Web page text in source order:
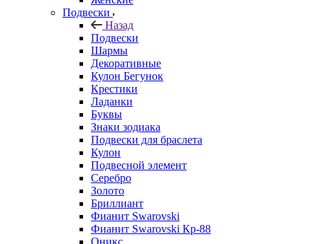
Подвески
Назад
Подвески
Шармы
Декоративные
Кулон Бегунок
Крестики
Ладанки
Буквы
Знаки зодиака
Подвески для браслета
Кулон
Подвесной элемент
Серебро
Золото
Бриллиант
Фианит Swarovski
Фианит Swarovski Кр-88
Оникс